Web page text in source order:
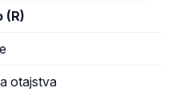
(R)
otajstva